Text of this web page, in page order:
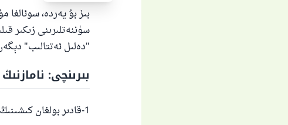
بىز بۇ يەردە، سوئالغا
سۈننەتلىرىنى زىكىر
"دەلىل ئەتتالىب"
بىرىنچى:
1-قادىر بولغان كىشىنىڭ پەرزدە قىيامدا تۇرىشى.